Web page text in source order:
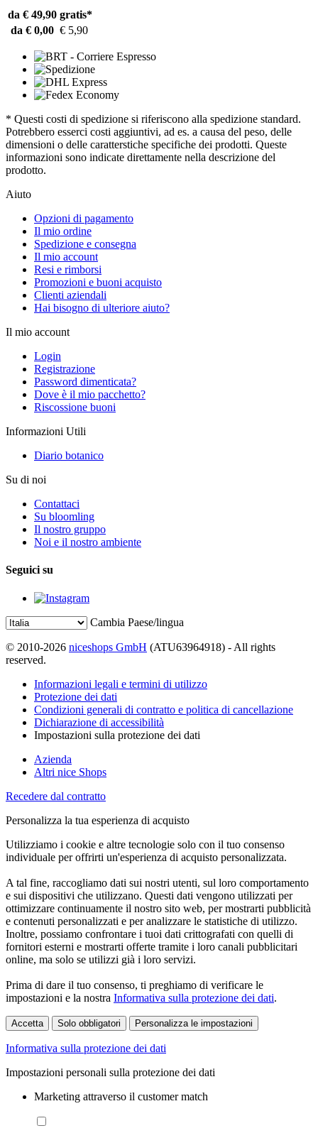
da € 49,90 gratis*
da € 0,00 € 5,90
* Questi costi di spedizione si riferiscono alla spedizione standard.
Potrebbero esserci costi aggiuntivi, ad es. a causa del peso, delle
dimensioni o delle caratterstiche specifiche dei prodotti. Queste
informazioni sono indicate direttamente nella descrizione del
prodotto.
Aiuto
Opzioni di pagamento
Il mio ordine
Spedizione e consegna
Il mio account
Resi e rimborsi
Promozioni e buoni acquisto
Clienti aziendali
Hai bisogno di ulteriore aiuto?
Il mio account
Login
Registrazione
Password dimenticata?
Dove è il mio pacchetto?
Riscossione buoni
Informazioni Utili
Diario botanico
Su di noi
Contattaci
Su bloomling
Il nostro gruppo
Noi e il nostro ambiente
Seguici su
Cambia Paese/lingua
© 2010-2026 niceshops GmbH (ATU63964918) - All rights
reserved.
Informazioni legali e termini di utilizzo
Protezione dei dati
Condizioni generali di contratto e politica di cancellazione
Dichiarazione di accessibilità
Impostazioni sulla protezione dei dati
Azienda
Altri nice Shops
Recedere dal contratto
Personalizza la tua esperienza di acquisto
Utilizziamo i cookie e altre tecnologie solo con il tuo consenso
individuale per offrirti un'esperienza di acquisto personalizzata.
A tal fine, raccogliamo dati sui nostri utenti, sul loro comportamento
e sui dispositivi che utilizzano. Questi dati vengono utilizzati per
ottimizzare continuamente il nostro sito web, per mostrarti pubblicità
e contenuti personalizzati e per analizzare le statistiche di utilizzo.
Inoltre, possiamo confrontare i tuoi dati crittografati con quelli di
fornitori esterni e mostrarti offerte tramite i loro canali pubblicitari
online, ma solo se utilizzi già i loro servizi.
Prima di dare il tuo consenso, ti preghiamo di verificare le
impostazioni e la nostra Informativa sulla protezione dei dati.
Accetta Solo obbligatori Personalizza le impostazioni
Informativa sulla protezione dei dati
Impostazioni personali sulla protezione dei dati
Marketing attraverso il customer match